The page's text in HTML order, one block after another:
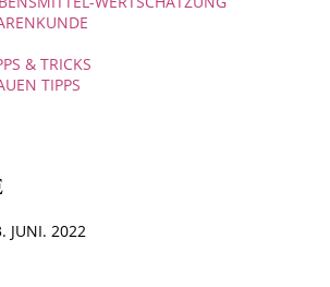
& TRICKS
TIPPS
JUNI. 2022